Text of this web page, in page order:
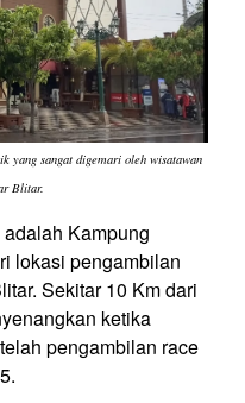
yang sangat digemari oleh wisatawan
Blitar.
Kampung
lokasi pengambilan
Sekitar 10 Km dari
ketika
pengambilan race